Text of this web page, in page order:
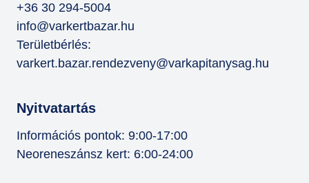
+36 30 294-5004
info@varkertbazar.hu
Területbérlés:
varkert.bazar.rendezveny@varkapitanysag.hu
Nyitvatartás
Információs pontok: 9:00-17:00
Neoreneszánsz kert: 6:00-24:00